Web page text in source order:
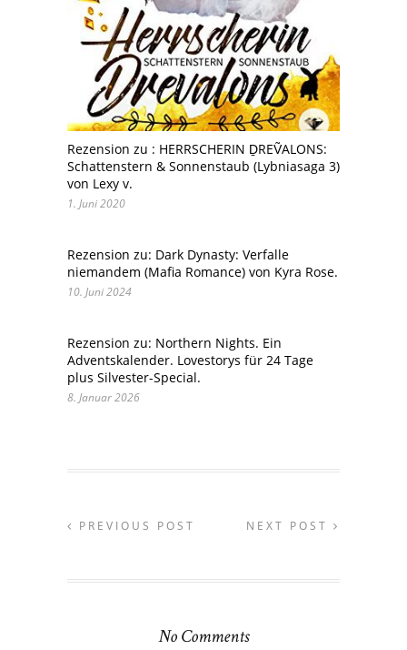
Rezension zu : HERRSCHERIN ḎREṼALONS:
Schattenstern & Sonnenstaub (Lybniasaga 3)
von Lexy v.
1. Juni 2020
Rezension zu: Dark Dynasty: Verfalle
niemandem (Mafia Romance) von Kyra Rose.
10. Juni 2024
Rezension zu: Northern Nights. Ein
Adventskalender. Lovestorys für 24 Tage
plus Silvester-Special.
8. Januar 2026
PREVIOUS POST NEXT POST
No Comments